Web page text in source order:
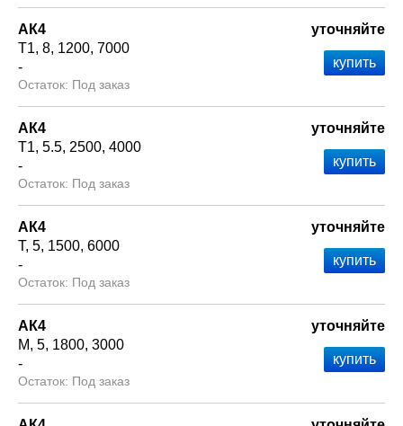
АК4
Т1 8 1200 7000
-
Под заказ
уточняйте
АК4
Т1 5.5 2500 4000
-
Под заказ
уточняйте
АК4
Т 5 1500 6000
-
Под заказ
уточняйте
АК4
М 5 1800 3000
-
Под заказ
уточняйте